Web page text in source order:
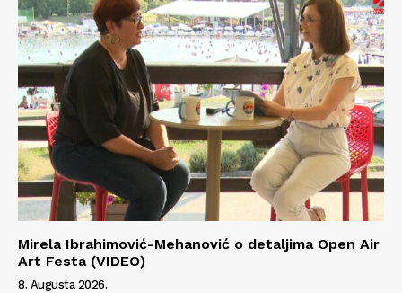
Mirela Ibrahimović-Mehanović o detaljima Open Air
Art Festa (VIDEO)
8. Augusta 2026.